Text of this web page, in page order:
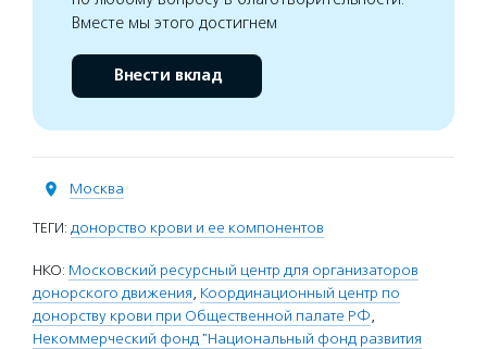
Вместе мы этого достигнем
Внести вклад
Москва
ТЕГИ: донорство крови и ее компонентов
НКО: Московский ресурсный центр для организаторов
донорского движения, Координационный центр по
донорству крови при Общественной палате РФ,
Некоммерческий фонд "Национальный фонд развития